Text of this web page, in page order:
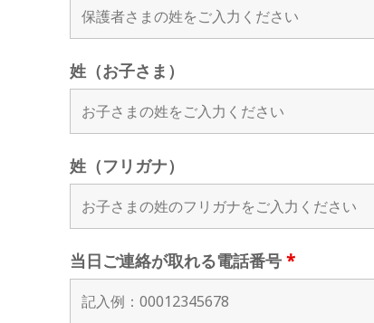
姓（お子さま）
姓（フリガナ）
当日ご連絡が取れる電話番号 *